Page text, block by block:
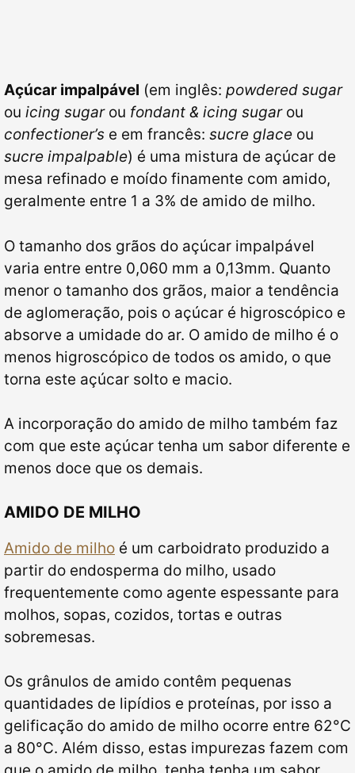
Açúcar impalpável (em inglês: powdered sugar
ou icing sugarou fondant & icing sugarou
confectioner’s e em francês: sucre glace ou
sucre impalpable) é uma mistura de açúcar de
mesa refinado e moído finamente com amido,
geralmente entre 1 a 3% de amido de milho.
O tamanho dos grãos do açúcar impalpável
varia entre entre 0,060 mm a 0,13mm. Quanto
menor o tamanho dos grãos, maior a tendência
de aglomeração, pois o açúcar é higroscópico e
absorve a umidade do ar. O amido de milho é o
menos higroscópico de todos os amido, o que
torna este açúcar solto e macio.
A incorporação do amido de milho também faz
com que este açúcar tenha um sabor diferente e
menos doce que os demais.
AMIDO DE MILHO
Amido de milho é um carboidrato produzido a
partir do endosperma do milho, usado
frequentemente como agente espessante para
molhos, sopas, cozidos, tortas e outras
sobremesas.
Os grânulos de amido contêm pequenas
quantidades de lipídios e proteínas, por isso a
gelificação do amido de milho ocorre entre 62°C
a 80°C. Além disso, estas impurezas fazem com